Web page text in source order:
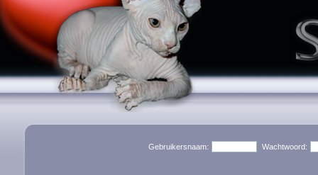
Gebruikersnaam: Wachtwoord: